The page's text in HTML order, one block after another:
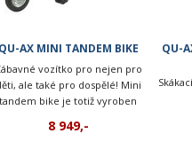
QU-AX MINI TANDEM BIKE
vozítko pro nejen pro
ale také pro dospělé! Mini
tandem bike je totiž vyroben
pro jízdu dospělých (na párty, v
8 949,-
QU-